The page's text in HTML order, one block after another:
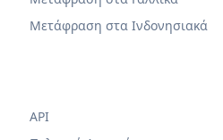
Μετάφραση στα Ινδονησιακά
API